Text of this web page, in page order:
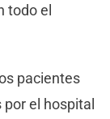
todo el
pacientes
el hospital